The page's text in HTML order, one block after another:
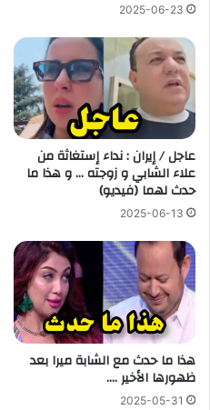
2025-06-23
عاجل / إيران : نداء إستغاثة من
علاء الشابي و زوجته … و هذا ما
حدث لهما (فيديو)
2025-06-13
هذا ما حدث مع الشابة ميرا بعد
ظهورها الأخير ….
2025-05-31